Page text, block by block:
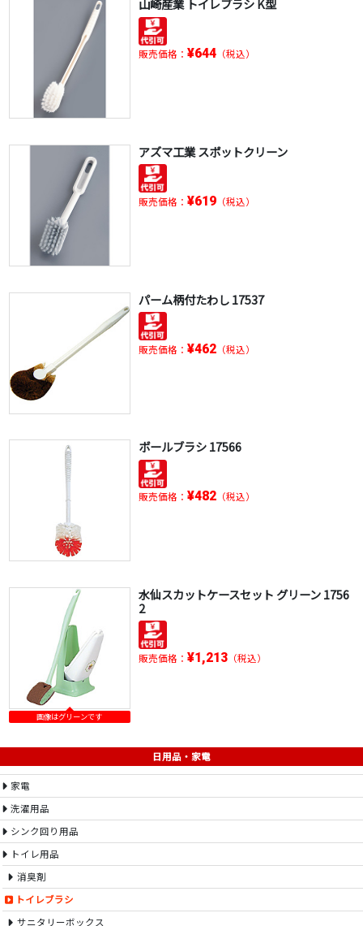
山崎産業 トイレブラシ K型
販売価格： ¥644（税込）
アズマ工業 スポットクリーン
販売価格： ¥619（税込）
パーム柄付たわし 17537
販売価格： ¥462（税込）
ボールブラシ 17566
販売価格： ¥482（税込）
画像はグリーンです
水仙スカットケースセット グリーン 1756
2
販売価格： ¥1,213（税込）
日用品・家電
家電
洗濯用品
シンク回り用品
トイレ用品
消臭剤
トイレブラシ
サニタリーボックス